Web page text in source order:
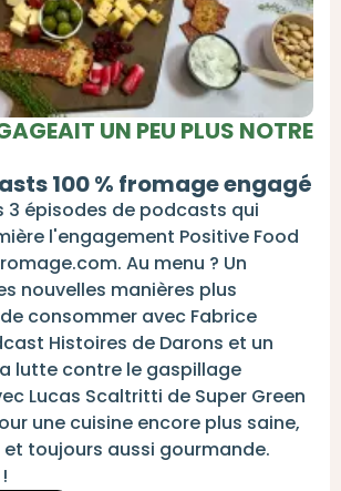
UN PEU PLUS NOTRE
100 % fromage engagé
3 épisodes de podcasts qui
l'engagement Positive Food
Au menu ? Un
nouvelles manières plus
consommer avec Fabrice
Histoires de Darons et un
lutte contre le gaspillage
Lucas Scaltritti de Super Green
une cuisine encore plus saine,
toujours aussi gourmande.